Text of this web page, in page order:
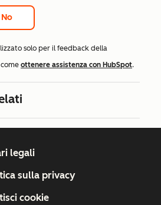
No
solo per il feedback della
ottenere assistenza con HubSpot.
legali
sulla privacy
cookie